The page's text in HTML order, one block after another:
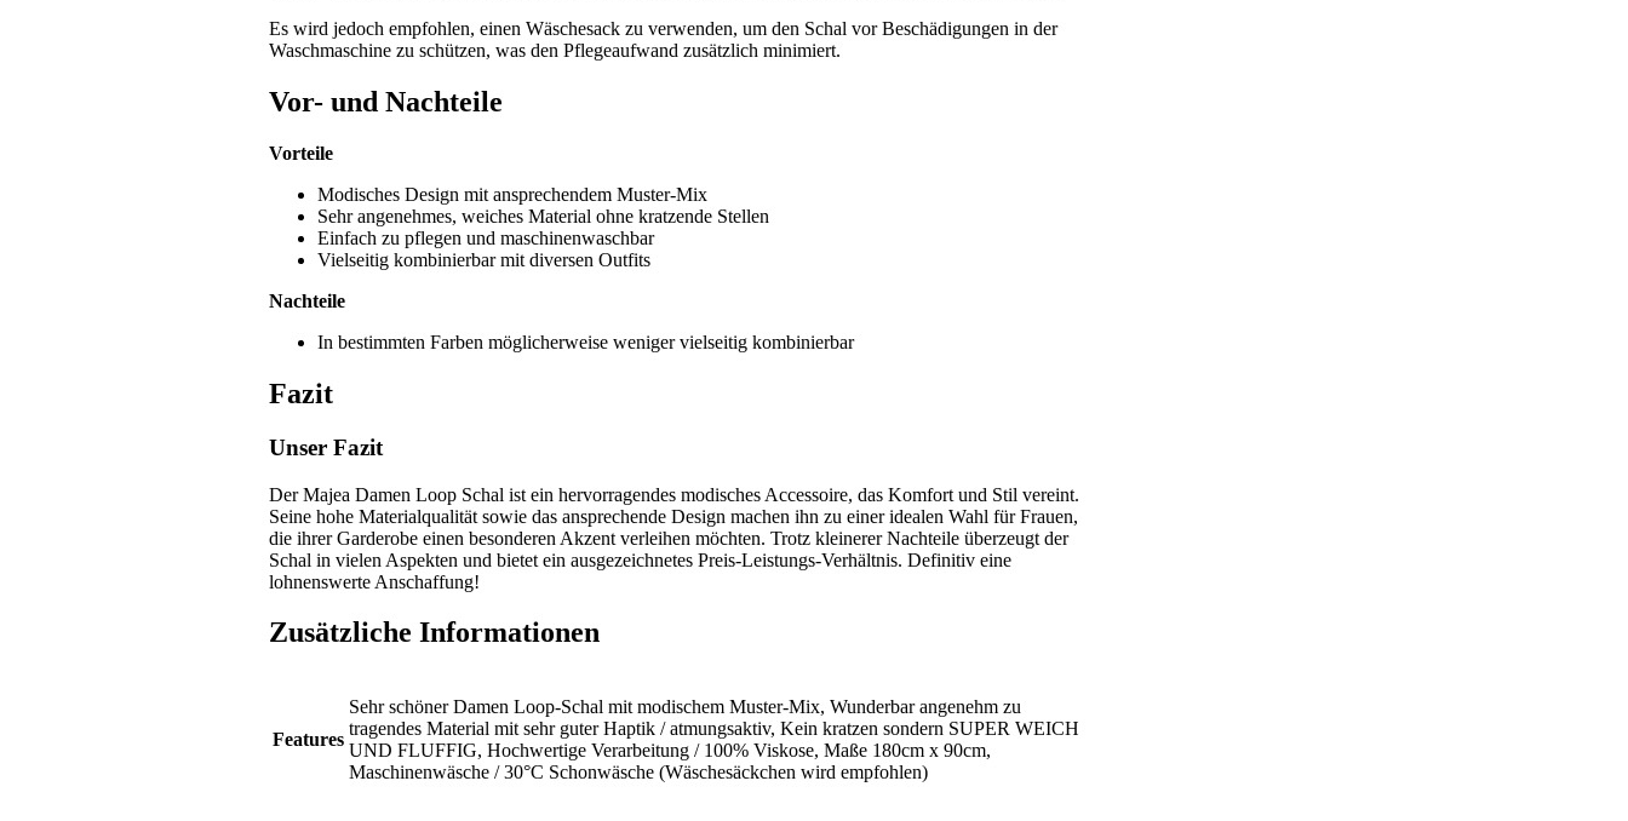
Es wird jedoch empfohlen, einen Wäschesack zu verwenden, um den Schal vor Beschädigungen in der
Waschmaschine zu schützen, was den Pflegeaufwand zusätzlich minimiert.
Vor- und Nachteile
Vorteile
Modisches Design mit ansprechendem Muster-Mix
Sehr angenehmes, weiches Material ohne kratzende Stellen
Einfach zu pflegen und maschinenwaschbar
Vielseitig kombinierbar mit diversen Outfits
Nachteile
In bestimmten Farben möglicherweise weniger vielseitig kombinierbar
Fazit
Unser Fazit
Der Majea Damen Loop Schal ist ein hervorragendes modisches Accessoire, das Komfort und Stil vereint.
Seine hohe Materialqualität sowie das ansprechende Design machen ihn zu einer idealen Wahl für Frauen,
die ihrer Garderobe einen besonderen Akzent verleihen möchten. Trotz kleinerer Nachteile überzeugt der
Schal in vielen Aspekten und bietet ein ausgezeichnetes Preis-Leistungs-Verhältnis. Definitiv eine
lohnenswerte Anschaffung!
Zusätzliche Informationen
Features
Sehr schöner Damen Loop-Schal mit modischem Muster-Mix, Wunderbar angenehm zu
tragendes Material mit sehr guter Haptik / atmungsaktiv, Kein kratzen sondern SUPER WEICH
UND FLUFFIG, Hochwertige Verarbeitung / 100% Viskose, Maße 180cm x 90cm,
Maschinenwäsche / 30°C Schonwäsche (Wäschesäckchen wird empfohlen)